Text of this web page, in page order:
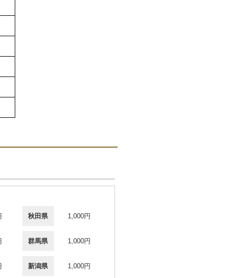
秋田県 1,000円
群馬県 1,000円
新潟県 1,000円